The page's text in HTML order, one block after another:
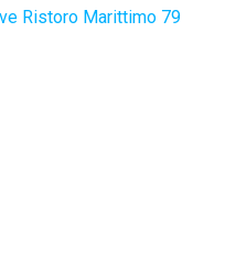
Ristoro Marittimo 79